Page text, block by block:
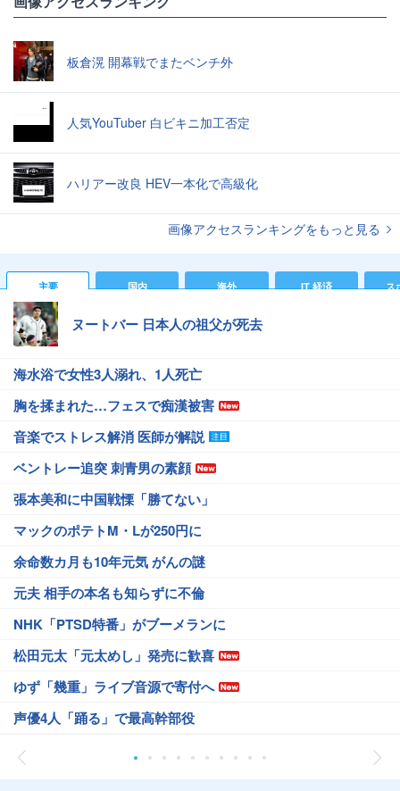
板倉滉 開幕戦でまたベンチ外
人気YouTuber 白ビキニ加工否定
ハリアー改良 HEV一本化で高級化
画像アクセスランキングをもっと見る
主要 国内 海外 IT 経済 ス
ヌートバー 日本人の祖父が死去
海水浴で女性3人溺れ、1人死亡
胸を揉まれた…フェスで痴漢被害
音楽でストレス解消 医師が解説
ベントレー追突 刺青男の素顔
張本美和に中国戦慄「勝てない」
マックのポテトM・Lが250円に
余命数カ月も10年元気 がんの謎
元夫 相手の本名も知らずに不倫
NHK「PTSD特番」がブーメランに
松田元太「元太めし」発売に歓喜
ゆず「幾重」ライブ音源で寄付へ
声優4人「踊る」で最高幹部役